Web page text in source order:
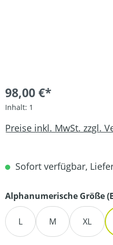
98,00 €*
Inhalt: 1
Preise inkl. MwSt. zzgl.
Sofort verfügbar,
Alphanumerische Größe
L M XL